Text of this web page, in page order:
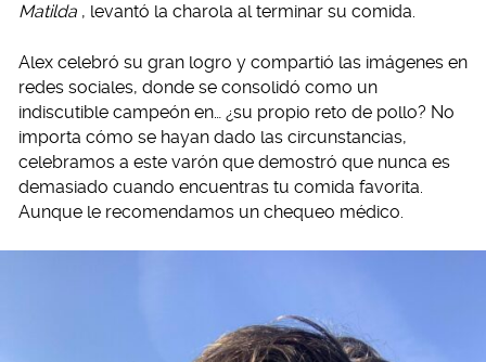
Matilda , levantó la charola al terminar su comida.
Alex celebró su gran logro y compartió las imágenes en
redes sociales, donde se consolidó como un
indiscutible campeón en… ¿su propio reto de pollo? No
importa cómo se hayan dado las circunstancias,
celebramos a este varón que demostró que nunca es
demasiado cuando encuentras tu comida favorita.
Aunque le recomendamos un chequeo médico.